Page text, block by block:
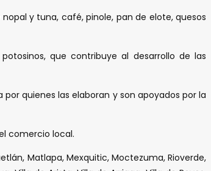
y tuna, café, pinole, pan de elote, quesos
que contribuye al desarrollo de las
quienes las elaboran y son apoyados por la
comercio local.
Matlapa, Mexquitic, Moctezuma, Rioverde,